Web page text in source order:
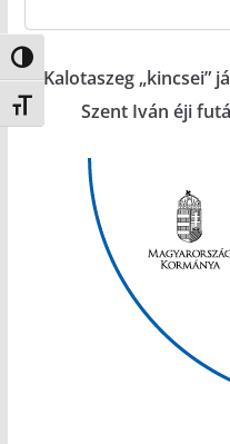
Nagy kontraszt váltása
Betűméret váltása
Kalotaszeg „kincsei”
Szent Iván éji